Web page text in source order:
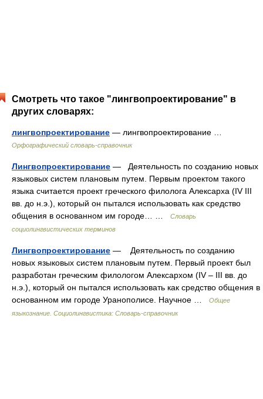
Смотреть что такое "лингвопроектирование" в
других словарях:
лингвопроектирование — лингвопроектирование …
Орфографический словарь-справочник
Лингвопроектирование — Деятельность по созданию новых
языковых систем плановым путем. Первым проектом такого
языка считается проект греческого филолога Алексарха (IV III
вв. до н.э.), который он пытался использовать как средство
общения в основанном им городе… …
Словарь
социолингвистических терминов
Лингвопроектирование — Деятельность по созданию
новых языковых систем плановым путем. Первый проект был
разработан греческим филологом Алексархом (IV – III вв. до
н.э.), который он пытался использовать как средство общения в
основанном им городе Уранополисе. Научное …
Общее
языкознание. Социолингвистика: Словарь-справочник